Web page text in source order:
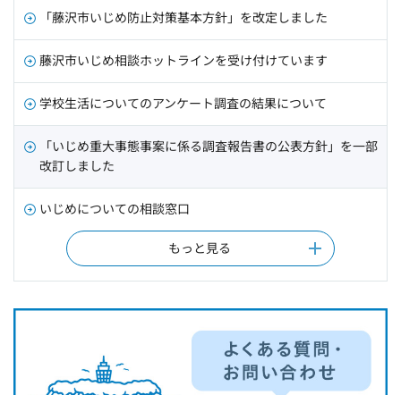
「藤沢市いじめ防止対策基本方針」を改定しました
藤沢市いじめ相談ホットラインを受け付けています
学校生活についてのアンケート調査の結果について
「いじめ重大事態事案に係る調査報告書の公表方針」を一部
改訂しました
いじめについての相談窓口
もっと見る